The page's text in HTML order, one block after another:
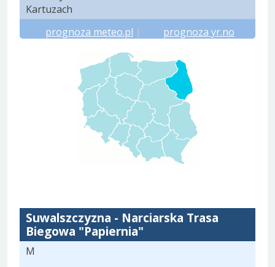
Kartuzach
prognoza meteo.pl | prognoza yr.no
Suwalszczyzna - Narciarska Trasa
Biegowa "Papiernia"
M